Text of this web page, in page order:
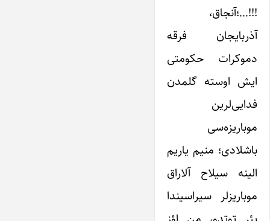
!!!…؛آنجاق،
آذربایجان فرقه
دموکرات حکومتی
ایش اوسته گلمدن
فدایی‌لرین
موباریزه‌سی
باشلادی؛ منیم یاریم
الینه سیلاح آلاراق
موباریزلر سیراسیندا